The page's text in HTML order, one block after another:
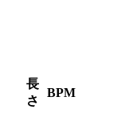
長
さ
BPM